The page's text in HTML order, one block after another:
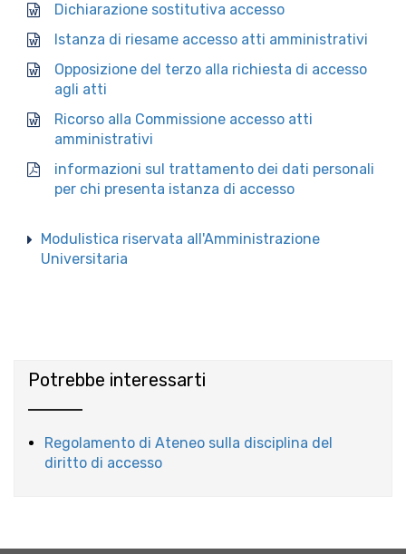
Dichiarazione sostitutiva accesso
Istanza di riesame accesso atti amministrativi
Opposizione del terzo alla richiesta di accesso
agli atti
Ricorso alla Commissione accesso atti
amministrativi
informazioni sul trattamento dei dati personali
per chi presenta istanza di accesso
Modulistica riservata all'Amministrazione
Universitaria
Potrebbe interessarti
Regolamento di Ateneo sulla disciplina del
diritto di accesso